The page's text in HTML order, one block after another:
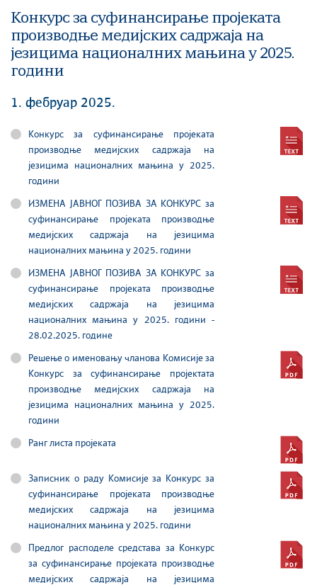
Конкурс за суфинансирање проjеката
производње медијских садржаја на
језицима националних мањина у 2025.
години
1. фебруар 2025.
Конкурс за суфинансирање проjеката
производње медијских садржаја на
језицима националних мањина у 2025.
години
ИЗМЕНA ЈАВНОГ ПОЗИВА ЗА КОНКУРС за
суфинансирање проjеката производње
медијских садржаја на језицима
националних мањина у 2025. години
ИЗМЕНA ЈАВНОГ ПОЗИВА ЗА КОНКУРС за
суфинансирање проjеката производње
медијских садржаја на језицима
националних мањина у 2025. години -
28.02.2025. године
Решење о именовању чланова Комисије за
Конкурс за суфинансирање пројектата
производње медијских садржаја на
језицима националних мањина у 2025.
години
Ранг листа пројеката
Записник о раду Комисије за Конкурс за
суфинансирање проjеката производње
медијских садржаја на језицима
националних мањина у 2025. години
Предлог расподеле средстава за Конкурс
за суфинансирање проjеката производње
медијских садржаја на језицима